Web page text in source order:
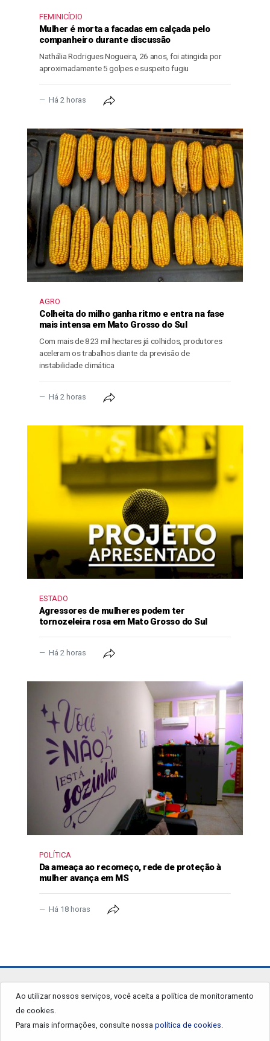
FEMINICÍDIO
Mulher é morta a facadas em calçada pelo
companheiro durante discussão
Nathália Rodrigues Nogueira, 26 anos, foi atingida por
aproximadamente 5 golpes e suspeito fugiu
Há 2 horas
AGRO
Colheita do milho ganha ritmo e entra na fase
mais intensa em Mato Grosso do Sul
Com mais de 823 mil hectares já colhidos, produtores
aceleram os trabalhos diante da previsão de
instabilidade climática
Há 2 horas
ESTADO
Agressores de mulheres podem ter
tornozeleira rosa em Mato Grosso do Sul
Há 2 horas
POLÍTICA
Da ameaça ao recomeço, rede de proteção à
mulher avança em MS
Há 18 horas
Ao utilizar nossos serviços, você aceita a política de monitoramento
de cookies.
Para mais informações, consulte nossa política de cookies.
jornalgrandourados.com.br